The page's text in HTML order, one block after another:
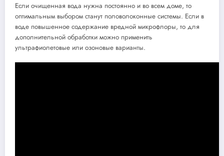
Если очищенная вода нужна постоянно и во всем доме, то
оптимальным выбором станут половолоконные системы. Если в
воде повышенное содержание вредной микрофлоры, то для
дополнительной обработки можно применить
ультрафиолетовые или озоновые варианты.